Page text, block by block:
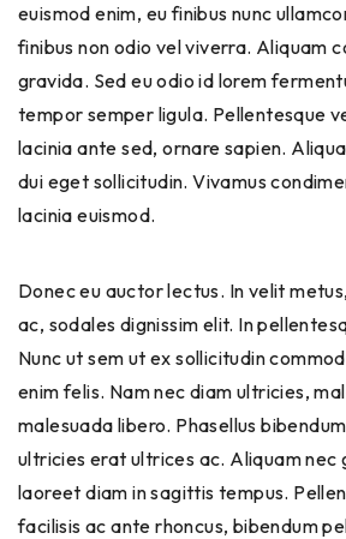
euismod enim, eu finibus nunc
finibus non odio vel viverra. Aliquam
gravida. Sed eu odio id lorem
tempor semper ligula. Pellentesque
lacinia ante sed, ornare sapien.
dui eget sollicitudin. Vivamus
lacinia euismod.
Donec eu auctor lectus. In velit
ac, sodales dignissim elit. In
Nunc ut sem ut ex sollicitudin
enim felis. Nam nec diam ultricies,
malesuada libero. Phasellus
ultricies erat ultrices ac. Aliquam nec
laoreet diam in sagittis tempus.
facilisis ac ante rhoncus, bibendum